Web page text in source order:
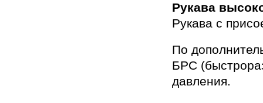
Рукава
Рукава с
По
БРС
давления.